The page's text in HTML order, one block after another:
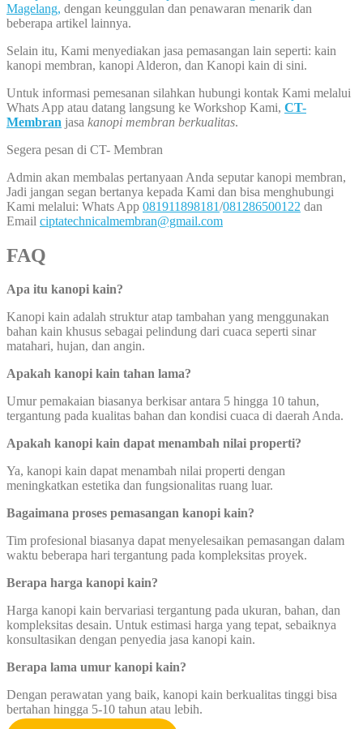
Magelang, dengan keunggulan dan penawaran menarik dan
beberapa artikel lainnya.
Selain itu, Kami menyediakan jasa pemasangan lain seperti: kain
kanopi membran, kanopi Alderon, dan Kanopi kain di sini.
Untuk informasi pemesanan silahkan hubungi kontak Kami melalui
Whats App atau datang langsung ke Workshop Kami, CT-
Membran jasa kanopi membran berkualitas.
Segera pesan di CT- Membran
Admin akan membalas pertanyaan Anda seputar kanopi membran,
Jadi jangan segan bertanya kepada Kami dan bisa menghubungi
Kami melalui: Whats App 081911898181/081286500122 dan
Email ciptatechnicalmembran@gmail.com
FAQ
Apa itu kanopi kain?
Kanopi kain adalah struktur atap tambahan yang menggunakan
bahan kain khusus sebagai pelindung dari cuaca seperti sinar
matahari, hujan, dan angin.
Apakah kanopi kain tahan lama?
Umur pemakaian biasanya berkisar antara 5 hingga 10 tahun,
tergantung pada kualitas bahan dan kondisi cuaca di daerah Anda.
Apakah kanopi kain dapat menambah nilai properti?
Ya, kanopi kain dapat menambah nilai properti dengan
meningkatkan estetika dan fungsionalitas ruang luar.
Bagaimana proses pemasangan kanopi kain?
Tim profesional biasanya dapat menyelesaikan pemasangan dalam
waktu beberapa hari tergantung pada kompleksitas proyek.
Berapa harga kanopi kain?
Harga kanopi kain bervariasi tergantung pada ukuran, bahan, dan
kompleksitas desain. Untuk estimasi harga yang tepat, sebaiknya
konsultasikan dengan penyedia jasa kanopi kain.
Berapa lama umur kanopi kain?
Dengan perawatan yang baik, kanopi kain berkualitas tinggi bisa
bertahan hingga 5-10 tahun atau lebih.